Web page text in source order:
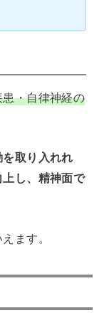
・自律神経の
取り入れれ
し、精神面で
ます。